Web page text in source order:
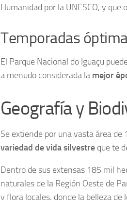
Humanidad por la UNESCO, y
Temporadas
El Parque Nacional do Iguaçu
a menudo considerada la mejor
Geografía y
Se extiende por una vasta área
variedad de vida silvestre que te
Dentro de sus extensas 185 mil
naturales de la Región Oeste de
y flora locales, donde la belleza